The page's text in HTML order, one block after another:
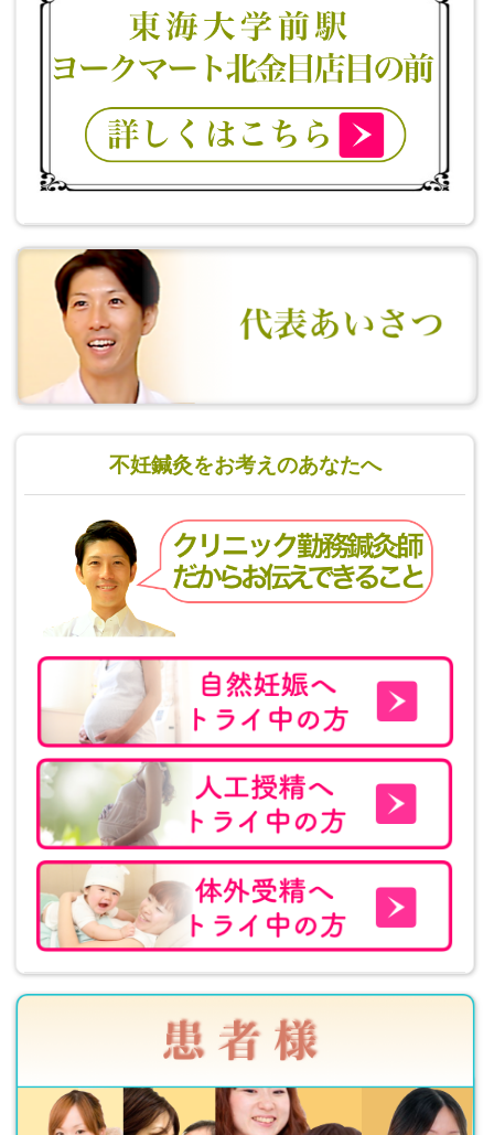
不妊鍼灸をお考えのあなたへ